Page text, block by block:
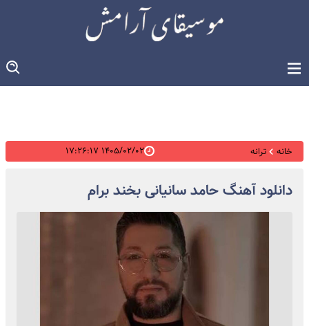
خانه ترانه ۱۴۰۵/۰۲/۰۲ ۱۷:۲۶:۱۷
دانلود آهنگ حامد سانیانی بخند برام